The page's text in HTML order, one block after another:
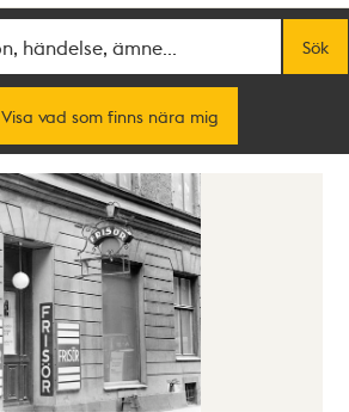
Sök
Visa vad som finns nära mig